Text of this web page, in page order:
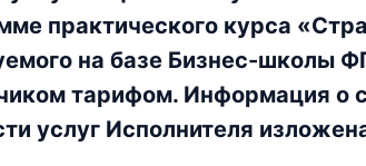
практического курса
на базе Бизнес-школы
тарифом. Информация о
услуг Исполнителя